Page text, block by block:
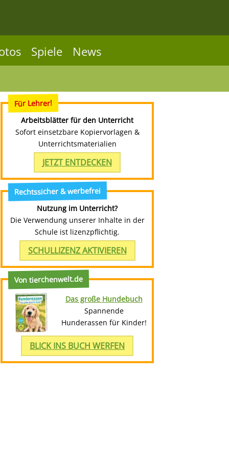
Spiele News
Für Lehrer!
Arbeitsblätter für den Unterricht
Sofort einsetzbare Kopiervorlagen &
Unterrichtsmaterialien
JETZT ENTDECKEN
Rechtssicher & werbefrei
Nutzung im Unterricht?
Die Verwendung unserer Inhalte in der
Schule ist lizenzpflichtig.
SCHULLIZENZ AKTIVIEREN
Von tierchenwelt.de
Das große Hundebuch
Spannende
Hunderassen für Kinder!
BLICK INS BUCH WERFEN